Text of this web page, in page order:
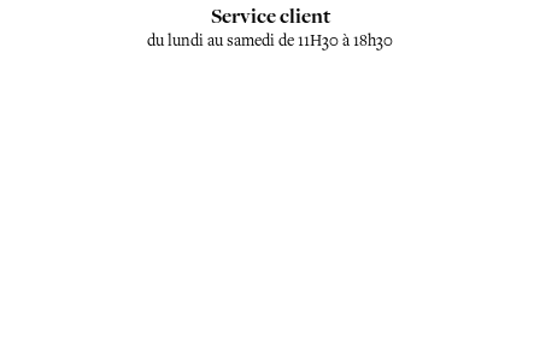
Service client
du lundi au samedi de 11H30 à 18h30